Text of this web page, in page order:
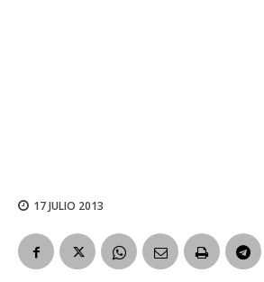
17 JULIO 2013